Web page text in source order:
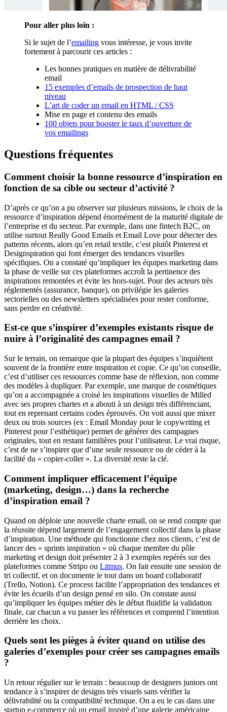
Pour aller plus loin :
Si le sujet de l’emailing vous intéresse, je vous invite
fortement à parcourir ces articles :
Les bonnes pratiques en matière de délivrabilité
email
15 exemples d’emails de prospection de haut
niveau
L’art de coder un email en HTML / CSS
Mise en page et contenu des emails
100 objets pour booster le taux d’ouverture de
vos emailings
Questions fréquentes
Comment choisir la bonne ressource d’inspiration en
fonction de sa cible ou secteur d’activité ?
D’après ce qu’on a pu observer sur plusieurs missions, le choix de la
ressource d’inspiration dépend énormément de la maturité digitale de
l’entreprise et du secteur. Par exemple, dans une fintech B2C, on
utilise surtout Really Good Emails et Email Love pour détecter des
patterns récents, alors qu’en retail textile, c’est plutôt Pinterest et
Designspiration qui font émerger des tendances visuelles
spécifiques. On a constaté qu’impliquer les équipes marketing dans
la phase de veille sur ces plateformes accroît la pertinence des
inspirations remontées et évite les hors-sujet. Pour des acteurs très
réglementés (assurance, banque), on privilégie les galeries
sectorielles ou des newsletters spécialisées pour rester conforme,
sans perdre en créativité.
Est-ce que s’inspirer d’exemples existants risque de
nuire à l’originalité des campagnes email ?
Sur le terrain, on remarque que la plupart des équipes s’inquiètent
souvent de la frontière entre inspiration et copie. Ce qu’on conseille,
c’est d’utiliser ces ressources comme base de réflexion, non comme
des modèles à dupliquer. Par exemple, une marque de cosmétiques
qu’on a accompagnée a croisé les inspirations visuelles de Milled
avec ses propres chartes et a abouti à un design très différenciant,
tout en reprenant certains codes éprouvés. On voit aussi que mixer
deux ou trois sources (ex : Email Monday pour le copywriting et
Pinterest pour l’esthétique) permet de générer des campagnes
originales, tout en restant familières pour l’utilisateur. Le vrai risque,
c’est de ne s’inspirer que d’une seule ressource ou de céder à la
facilité du « copier-coller ». La diversité reste la clé.
Comment impliquer efficacement l’équipe
(marketing, design…) dans la recherche
d’inspiration email ?
Quand on déploie une nouvelle charte email, on se rend compte que
la réussite dépend largement de l’engagement collectif dans la phase
d’inspiration. Une méthode qui fonctionne chez nos clients, c’est de
lancer des « sprints inspiration » où chaque membre du pôle
marketing et design doit présenter 2 à 3 exemples repérés sur des
plateformes comme Stripo ou Litmus. On fait ensuite une session de
tri collectif, et on documente le tout dans un board collaboratif
(Trello, Notion). Ce process facilite l’appropriation des tendances et
évite les écueils d’un design pensé en silo. On constate aussi
qu’impliquer les équipes métier dès le début fluidifie la validation
finale, car chacun a vu passer les références et comprend l’intention
derrière les choix.
Quels sont les pièges à éviter quand on utilise des
galeries d’exemples pour créer ses campagnes emails
?
Un retour régulier sur le terrain : beaucoup de designers juniors ont
tendance à s’inspirer de designs très visuels sans vérifier la
délivrabilité ou la compatibilité technique. On a eu le cas dans une
startup e-commerce où un email inspiré d’une galerie américaine